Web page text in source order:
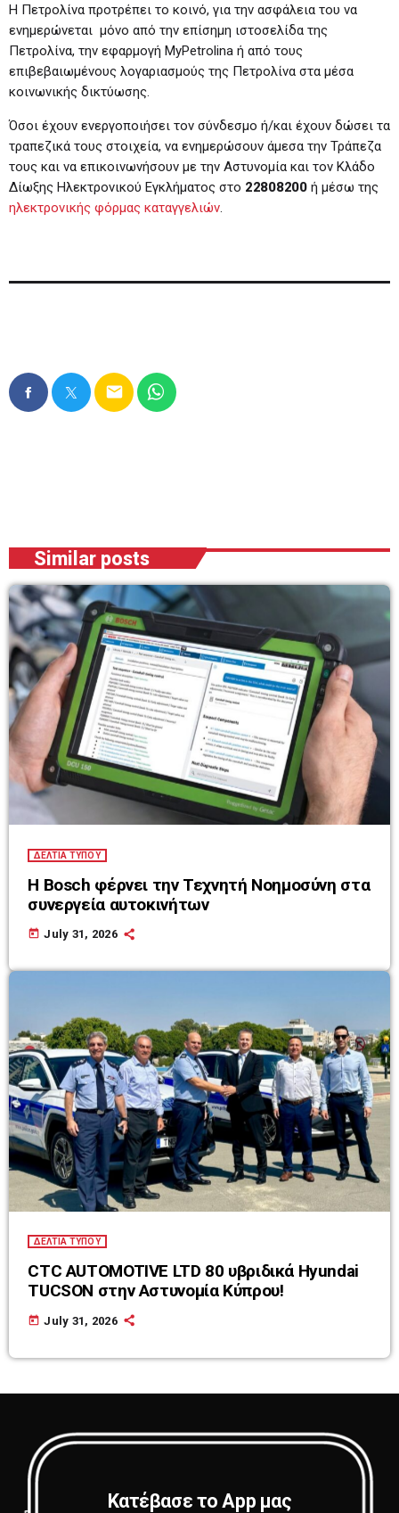
Η Πετρολίνα προτρέπει το κοινό, για την ασφάλεια του να
ενημερώνεται μόνο από την επίσημη ιστοσελίδα της
Πετρολίνα, την εφαρμογή MyPetrolina ή από τους
επιβεβαιωμένους λογαριασμούς της Πετρολίνα στα μέσα
κοινωνικής δικτύωσης.
Όσοι έχουν ενεργοποιήσει τον σύνδεσμο ή/και έχουν δώσει τα
τραπεζικά τους στοιχεία, να ενημερώσουν άμεσα την Τράπεζα
τους και να επικοινωνήσουν με την Αστυνομία και τον Κλάδο
Δίωξης Ηλεκτρονικού Εγκλήματος στο 22808200ή μέσω της
ηλεκτρονικής φόρμας καταγγελιών.
email
Similar posts
ΔΕΛΤΙΑ ΤΥΠΟΥ
Η Bosch φέρνει την Τεχνητή Νοημοσύνη στα
συνεργεία αυτοκινήτων
today July 31, 2026
ΔΕΛΤΙΑ ΤΥΠΟΥ
CTC AUTOMOTIVE LTD 80 υβριδικά Hyundai
TUCSON στην Αστυνομία Κύπρου!
today July 31, 2026
Κατέβασε το App μας